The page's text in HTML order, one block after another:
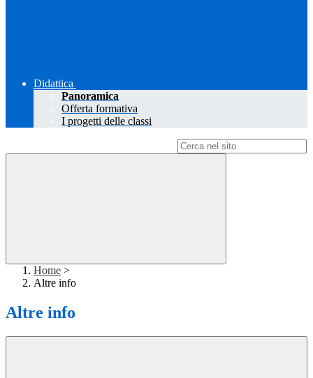
Didattica
Panoramica
Offerta formativa
I progetti delle classi
Home >
Altre info
Altre info